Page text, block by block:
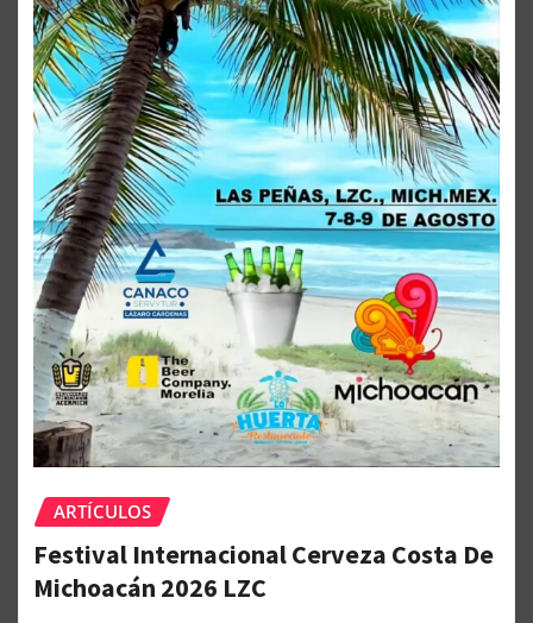
ARTÍCULOS
Festival Internacional Cerveza Costa De
Michoacán 2026 LZC